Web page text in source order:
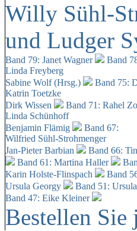
Willy Sühl-
und Ludger
Band 79: Janet Wagner Band
Linda Freyberg
Sabine Wolf (Hrsg.)
Band 75:
Katrin Toetzke
Dirk Wissen
Band 71: Rahel
Linda Schünhoff
Benjamin Flämig
Band 67:
Wilfried Sühl-Strohmenger
Jan-Pieter Barbian
Band 66:
Band 61: Martina Haller
Karin Holste-Flinspach
Band
Ursula Georgy
Band 51:
Band 47: Eike Kleiner
Bestellen Sie